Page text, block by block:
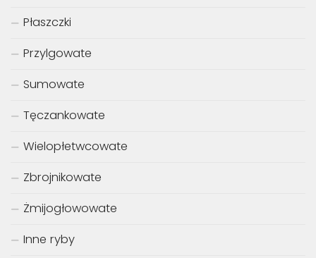
Płaszczki
Przylgowate
Sumowate
Tęczankowate
Wielopłetwcowate
Zbrojnikowate
Żmijogłowowate
Inne ryby